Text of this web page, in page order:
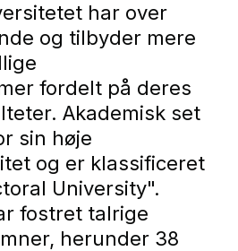
har over
og tilbyder mere
fordelt på deres
Akademisk set
sin høje
og er klassificeret
University".
fostret talrige
herunder 38